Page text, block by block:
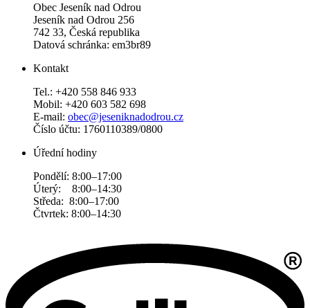
Obec Jeseník nad Odrou
Jeseník nad Odrou 256
742 33, Česká republika
Datová schránka: em3br89
Kontakt
Tel.: +420 558 846 933
Mobil: +420 603 582 698
E-mail: obec@jeseniknadodrou.cz
Číslo účtu: 1760110389/0800
Úřední hodiny
Pondělí: 8:00–17:00
Úterý: 8:00–14:30
Středa: 8:00–17:00
Čtvrtek: 8:00–14:30